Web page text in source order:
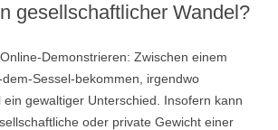
gesellschaftlicher Wandel?
Demonstrieren: Zwischen einem
Sessel-bekommen, irgendwo
gewaltiger Unterschied. Insofern kann
oder private Gewicht einer